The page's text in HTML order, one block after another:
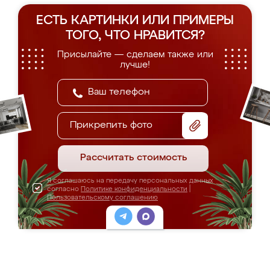
ЕСТЬ КАРТИНКИ ИЛИ ПРИМЕРЫ
ТОГО, ЧТО НРАВИТСЯ?
Присылайте — сделаем также или
лучше!
Прикрепить фото
Рассчитать стоимость
Я соглашаюсь на передачу персональных данных
согласно Политике конфиденциальности
Пользовательскому соглашению